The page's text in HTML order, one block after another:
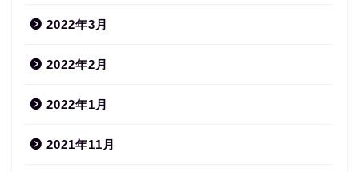
2022年3月
2022年2月
2022年1月
2021年11月